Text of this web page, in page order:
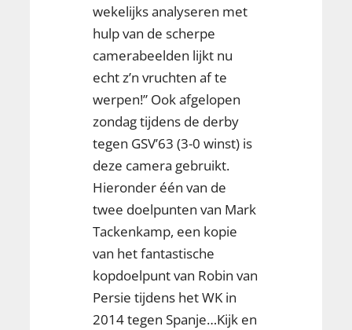
wekelijks analyseren met
hulp van de scherpe
camerabeelden lijkt nu
echt z’n vruchten af te
werpen!” Ook afgelopen
zondag tijdens de derby
tegen GSV’63 (3-0 winst) is
deze camera gebruikt.
Hieronder één van de
twee doelpunten van Mark
Tackenkamp, een kopie
van het fantastische
kopdoelpunt van Robin van
Persie tijdens het WK in
2014 tegen Spanje…Kijk en